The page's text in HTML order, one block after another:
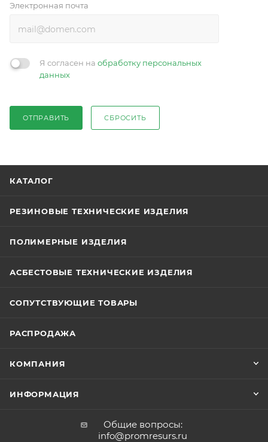
Электронная почта
Я согласен на обработку персональных
данных
ОТПРАВИТЬ СБРОСИТЬ
КАТАЛОГ
РЕЗИНОВЫЕ ТЕХНИЧЕСКИЕ ИЗДЕЛИЯ
ПОЛИМЕРНЫЕ ИЗДЕЛИЯ
АСБЕСТОВЫЕ ТЕХНИЧЕСКИЕ ИЗДЕЛИЯ
СОПУТСТВУЮЩИЕ ТОВАРЫ
РАСПРОДАЖА
КОМПАНИЯ
ИНФОРМАЦИЯ
Общие вопросы:
info@promresurs.ru